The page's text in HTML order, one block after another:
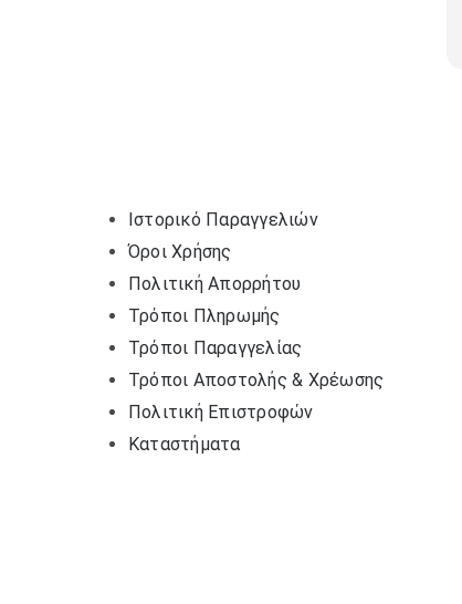
Ιστορικό Παραγγελιών
Όροι Χρήσης
Πολιτική Απορρήτου
Τρόποι Πληρωμής
Τρόποι Παραγγελίας
Τρόποι Αποστολής & Χρέωσης
Πολιτική Επιστροφών
Καταστήματα